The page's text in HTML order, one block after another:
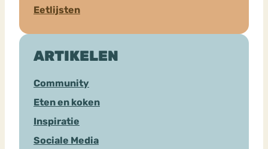
Eetlijsten
ARTIKELEN
Community
Eten en koken
Inspiratie
Sociale Media